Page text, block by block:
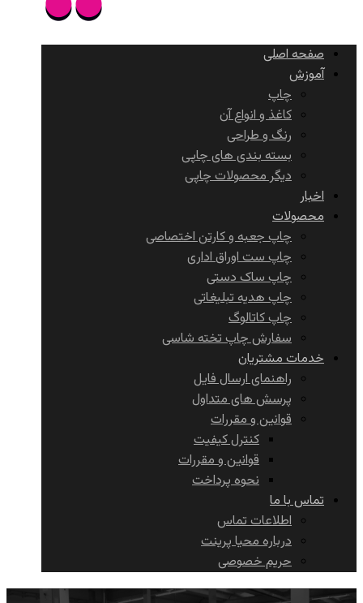
صفحه اصلی
آموزش
چاپ
کاغذ و انواع آن
رنگ و طراحی
بسته بندی های چاپی
دیگر محصولات چاپی
اخبار
محصولات
چاپ جعبه و کارتن اختصاصی
چاپ ست اوراق اداری
چاپ ساک دستی
چاپ هدیه تبلیغاتی
چاپ کاتالوگ
سفارش چاپ تخته شاسی
خدمات مشتریان
راهنمای ارسال فایل
پرسش های متداول
قوانین و مقررات
کنترل کیفیت
قوانین و مقررات
نحوه پرداخت
تماس با ما
اطلاعات تماس
درباره محیا پرینت
حریم خصوصی